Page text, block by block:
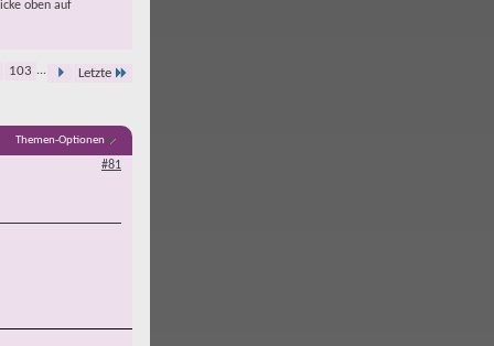
oben auf
103 ... Letzte
Themen-Optionen
#81